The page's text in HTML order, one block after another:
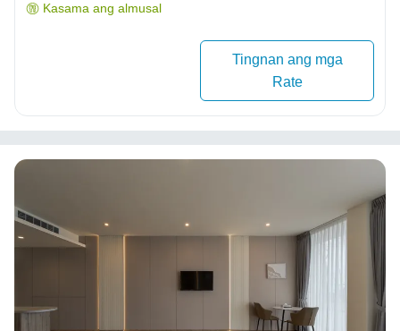
Kasama ang almusal
Tingnan ang mga
Rate